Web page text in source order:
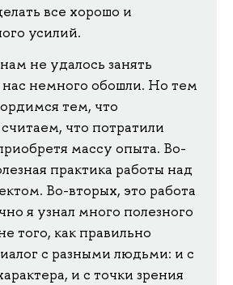
все хорошо и
усилий.
не удалось занять
нас немного обошли. Но тем
тем, что
что потратили
массу опыта. Во-
практика работы над
Во-вторых, это работа
я узнал много полезного
того, как правильно
с разными людьми: и с
и с точки зрения